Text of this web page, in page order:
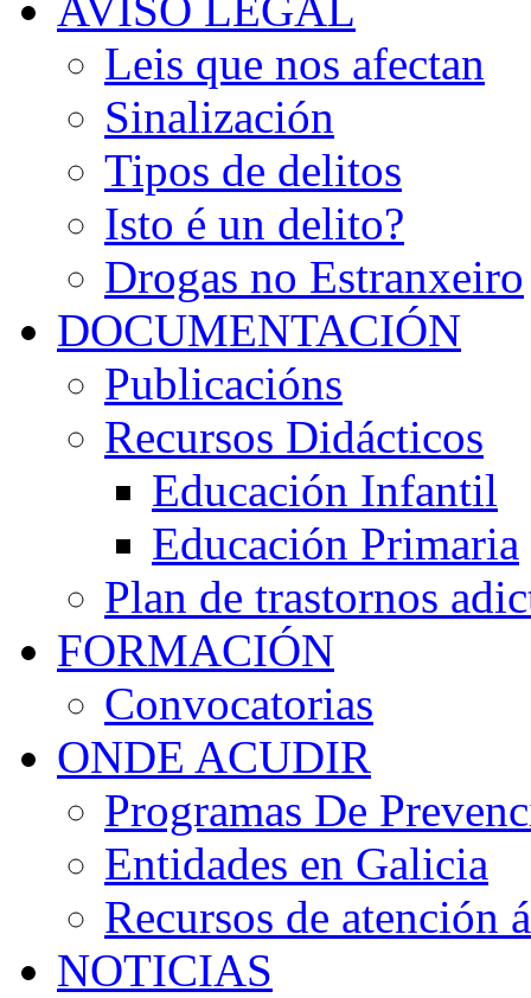
AVISO LEGAL
Leis que nos afectan
Sinalización
Tipos de delitos
Isto é un delito?
Drogas no Estranxeiro
DOCUMENTACIÓN
Publicacións
Recursos Didácticos
Educación Infantil
Educación Primaria
Plan de trastornos
FORMACIÓN
Convocatorias
ONDE ACUDIR
Programas De
Entidades en Galicia
Recursos de atención
NOTICIAS